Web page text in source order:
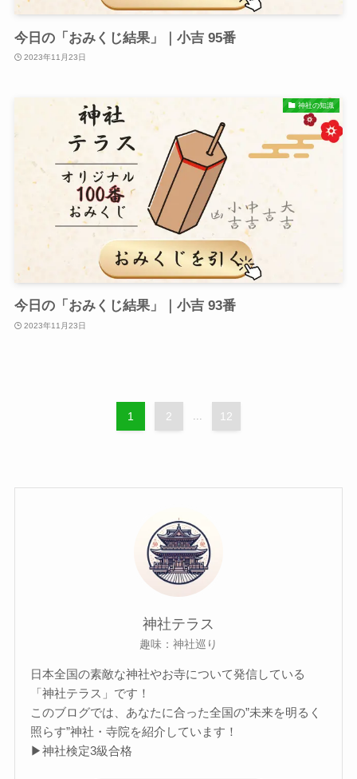
今日の「おみくじ結果」｜小吉 95番
2023年11月23日
神社の知識
今日の「おみくじ結果」｜小吉 93番
2023年11月23日
1 2 ... 12
神社テラス
趣味：神社巡り
日本全国の素敵な神社やお寺について発信している
「神社テラス」です！
このブログでは、あなたに合った全国の”未来を明るく
照らす”神社・寺院を紹介しています！
▶神社検定3級合格